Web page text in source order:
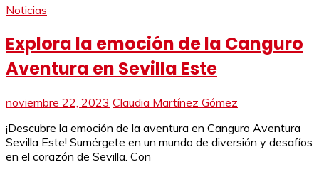
Noticias
Explora la emoción de la Canguro
Aventura en Sevilla Este
noviembre 22, 2023 Claudia Martínez Gómez
¡Descubre la emoción de la aventura en Canguro Aventura
Sevilla Este! Sumérgete en un mundo de diversión y desafíos
en el corazón de Sevilla. Con